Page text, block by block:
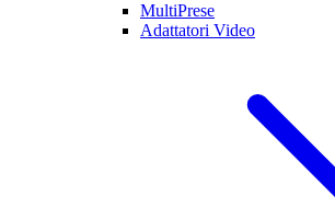
MultiPrese
Adattatori Video